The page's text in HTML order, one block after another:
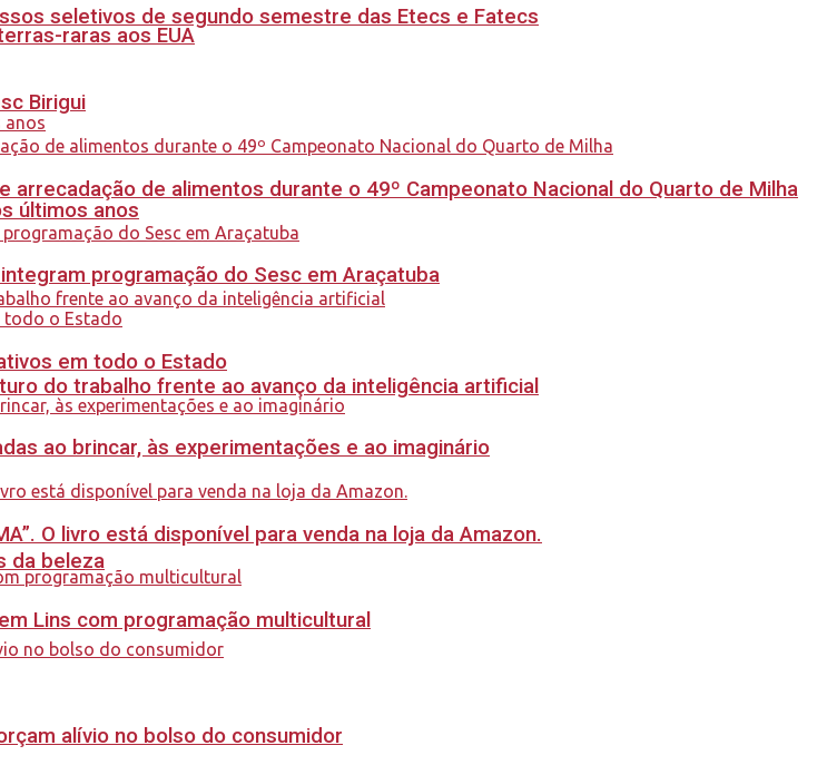
raras aos EUA
últimos anos
do trabalho frente ao avanço da inteligência artificial
da beleza
alívio no bolso do consumidor
seletivos de segundo semestre das Etecs e Fatecs
Birigui
de alimentos durante o 49º Campeonato Nacional do Quarto de Milha
programação do Sesc em Araçatuba
em todo o Estado
ao brincar, às experimentações e ao imaginário
O livro está disponível para venda na loja da Amazon.
Lins com programação multicultural